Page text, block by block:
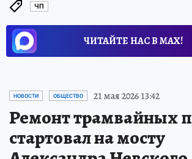
ЧП
ЧИТАЙТЕ НАС В МАХ!
НОВОСТИ ОБЩЕСТВО 21 мая 2026 13:42
Ремонт трамвайных
стартовал на мосту